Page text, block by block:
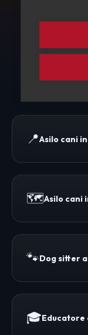
Altri
📍Asilo cani
🗺️Asilo cani
🐾Dog sitter
🎓Educatore